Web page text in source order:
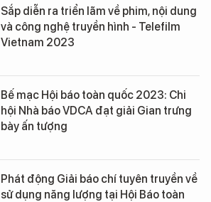
Sắp diễn ra triển lãm về phim, nội dung
và công nghệ truyền hình - Telefilm
Vietnam 2023
Bế mạc Hội báo toàn quốc 2023: Chi
hội Nhà báo VDCA đạt giải Gian trưng
bày ấn tượng
Phát động Giải báo chí tuyên truyền về
sử dụng năng lượng tại Hội Báo toàn